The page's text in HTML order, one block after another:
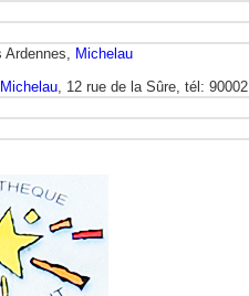
Michelau
Michelau , 12 rue de la Sûre, tél: 90002